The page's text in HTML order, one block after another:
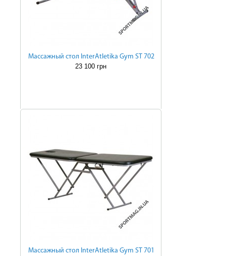
Массажный стол InterAtletika Gym ST 702
23 100 грн
Массажный стол InterAtletika Gym ST 701